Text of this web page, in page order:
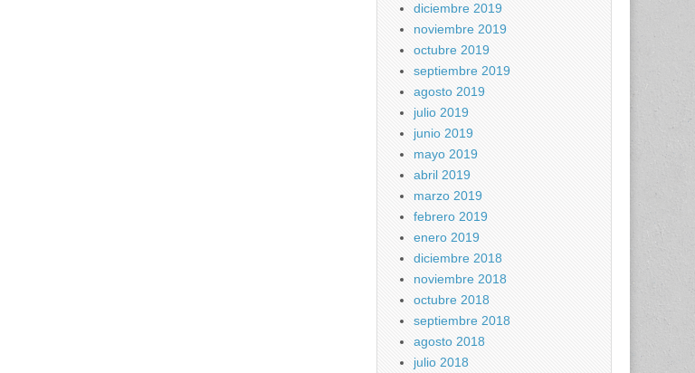
diciembre 2019
noviembre 2019
octubre 2019
septiembre 2019
agosto 2019
julio 2019
junio 2019
mayo 2019
abril 2019
marzo 2019
febrero 2019
enero 2019
diciembre 2018
noviembre 2018
octubre 2018
septiembre 2018
agosto 2018
julio 2018